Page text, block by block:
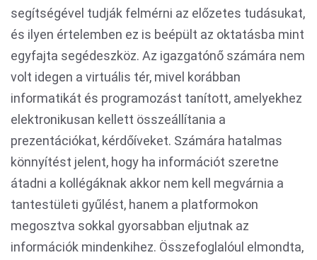
segítségével tudják felmérni az előzetes tudásukat,
és ilyen értelemben ez is beépült az oktatásba mint
egyfajta segédeszköz. Az igazgatónő számára nem
volt idegen a virtuális tér, mivel korábban
informatikát és programozást tanított, amelyekhez
elektronikusan kellett összeállítania a
prezentációkat, kérdőíveket. Számára hatalmas
könnyítést jelent, hogy ha információt szeretne
átadni a kollégáknak akkor nem kell megvárnia a
tantestületi gyűlést, hanem a platformokon
megosztva sokkal gyorsabban eljutnak az
információk mindenkihez. Összefoglalóul elmondta,